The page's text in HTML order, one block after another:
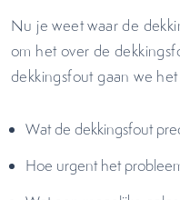
Nu je weet waar de
om het over de
dekkingsfout gaan we
Wat de dekkingsfout
Hoe urgent het